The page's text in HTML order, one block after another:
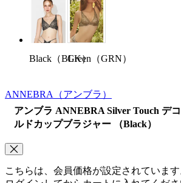
Black（BLK）Green（GRN）
ANNEBRA （アンブラ）
アンブラ ANNEBRA Silver Touch デ
ルドカップブラジャー （Black）
こちらは、会員価格が設定されています